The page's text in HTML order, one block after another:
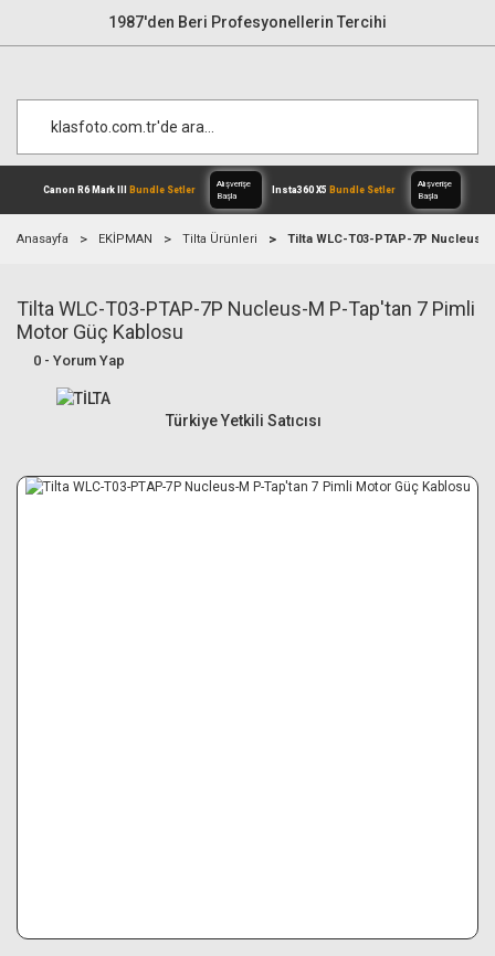
1987'den Beri Profesyonellerin Tercihi
Canon R6 Mark IIIBundle Setler
Alışverişe
Anasayfa EKİPMAN Tilta Ürünleri Tilta WLC-T03-PTAP-7P Nucleus-
Tilta WLC-T03-PTAP-7P Nucleus-M P-Tap'tan 7 Pimli
Motor Güç Kablosu
0 - Yorum Yap
Türkiye Yetkili Satıcısı